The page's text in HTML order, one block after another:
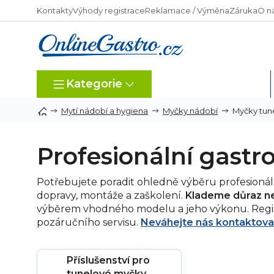
na
KontaktyVýhody registraceReklamace / VýměnaZárukaO
Kategorie
Mytí nádobí a hygiena Myčky nádobí Myčky
Profesionální
Potřebujete poradit ohledně výběru
dopravy, montáže a zaškolení. Klademe důraz
výběrem vhodného modelu a jeho výkonu.
pozáručního servisu. Neváhejte nás
Příslušenství pro